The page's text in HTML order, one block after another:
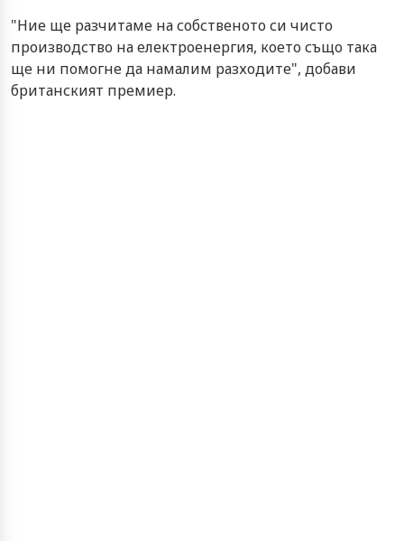
"Ние ще разчитаме на собственото си чисто
производство на електроенергия, което също така
ще ни помогне да намалим разходите", добави
британският премиер.